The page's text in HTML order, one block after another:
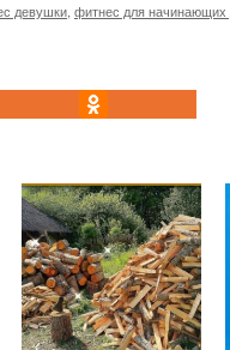
девушки фитнес для